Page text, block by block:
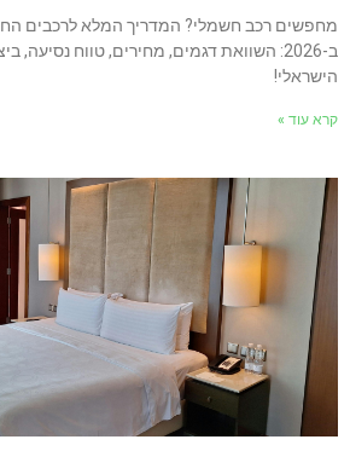
רכב חשמלי? המדריך המלא לרכבים
ב-2026: השוואת דגמים, מחירים, טווח נסיעה,
עוד »